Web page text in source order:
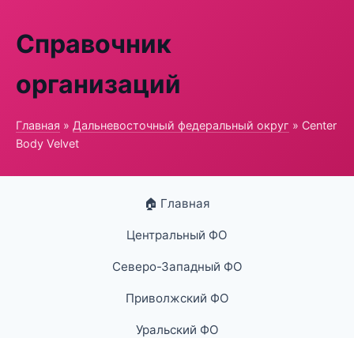
Справочник
организаций
Главная » Дальневосточный федеральный округ » Center
Body Velvet
🏠 Главная
Центральный ФО
Северо-Западный ФО
Приволжский ФО
Уральский ФО